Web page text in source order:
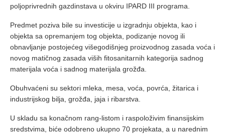
poljoprivrednih gazdinstava u okviru IPARD ІІІ programa.
Predmet poziva bile su investicije u izgradnju objekta, kao i
objekta sa opremanjem tog objekta, podizanje novog ili
obnavljanje postojećeg višegodišnjeg proizvodnog zasada voća i
novog matičnog zasada viših fitosanitarnih kategorija sadnog
materijala voća i sadnog materijala grožđa.
Obuhvaćeni su sektori mleka, mesa, voća, povrća, žitarica i
industrijskog bilja, grožđa, jaja i ribarstva.
U skladu sa konačnom rang-listom i raspoloživim finansijskim
sredstvima, biće odobreno ukupno 70 projekata, a u narednim